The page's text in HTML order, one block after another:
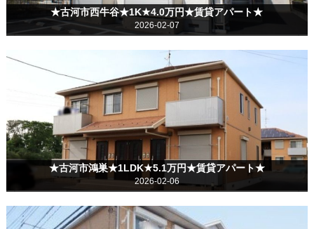
★古河市西牛谷★1K★4.0万円★賃貸アパート★
2026-02-07
★古河市鴻巣★1LDK★5.1万円★賃貸アパート★
2026-02-06